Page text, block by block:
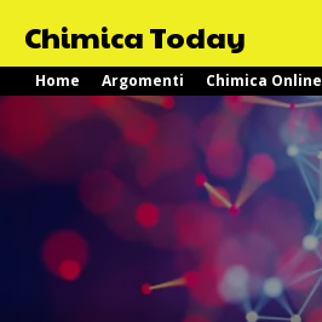
Chimica Today
Home Argomenti Chimica Online